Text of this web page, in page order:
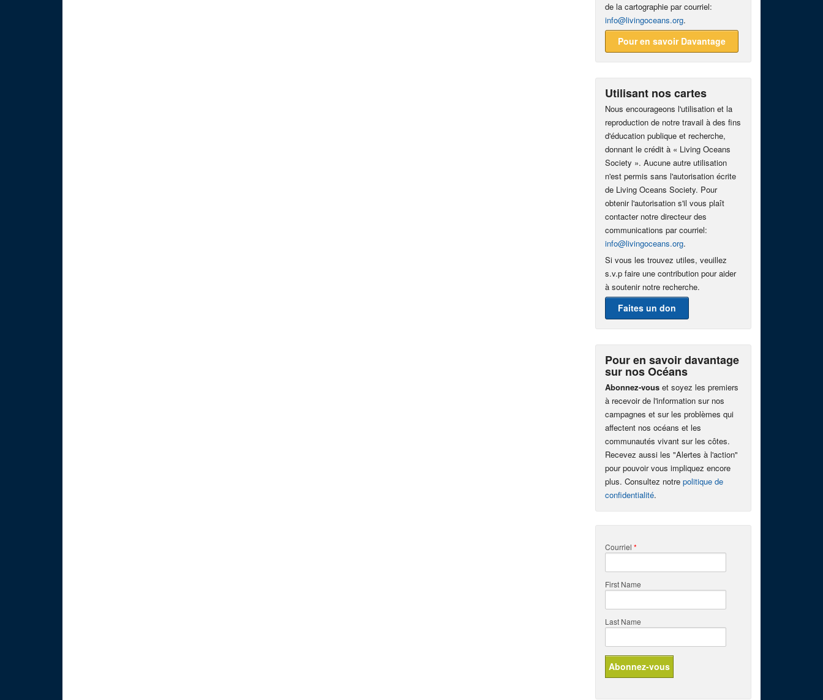
de la cartographie par courriel:
info@livingoceans.org.
Pour en savoir Davantage
Utilisant nos cartes
Nous encourageons l'utilisation et la
reproduction de notre travail à des fins
d'éducation publique et recherche,
donnant le crédit à « Living Oceans
Society ». Aucune autre utilisation
n'est permis sans l'autorisation écrite
de Living Oceans Society. Pour
obtenir l'autorisation s'il vous plaît
contacter notre directeur des
communications par courriel:
info@livingoceans.org.
Si vous les trouvez utiles, veuillez
s.v.p faire une contribution pour aider
à soutenir notre recherche.
Faites un don
Pour en savoir davantage
sur nos Océans
Abonnez-vous et soyez les premiers
à recevoir de l'information sur nos
campagnes et sur les problèmes qui
affectent nos océans et les
communautés vivant sur les côtes.
Recevez aussi les "Alertes à l'action"
pour pouvoir vous impliquez encore
plus. Consultez notre politique de
confidentialité.
Courriel *
First Name
Last Name